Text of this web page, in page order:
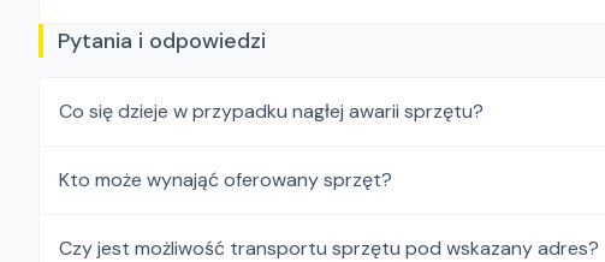
Pytania i odpowiedzi
Co się dzieje w przypadku nagłej awarii sprzętu?
Kto może wynająć oferowany sprzęt?
Czy jest możliwość transportu sprzętu pod wskazany adres?